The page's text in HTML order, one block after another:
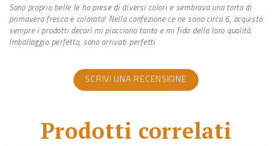
Sono proprio belle le ho prese di diversi colori e sembrava una torta di
primavera fresca e colorata! Nella confezione ce ne sono circa 6, acquisto
sempre i prodotti decorì mi piacciono tanto e mi fido della loro qualità.
Imballaggio perfetto, sono arrivati perfetti
SCRIVI UNA RECENSIONE
Prodotti correlati